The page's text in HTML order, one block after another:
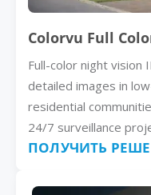
Colorvu Full
Full-color night vision
detailed images in
residential
24/7 surveillance
ПОЛУЧИТЬ